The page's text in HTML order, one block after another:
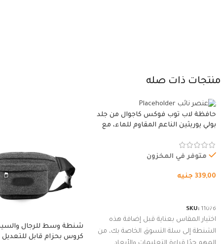
منتجات ذات صله
حافظة لاب توب فوكس كاجوال من جلد
بولي يوريثين الناعم المقاوم للماء، مع
متوفر في المخزون
339,00 جنيه
SKU: 11076
اختيار المقاس بعناية قبل إضافة هذه
الشنطة إلى سلة التسوق الخاصة بك، من
شنطة وسط للرجال
كروس بحزام قابل للتعديل